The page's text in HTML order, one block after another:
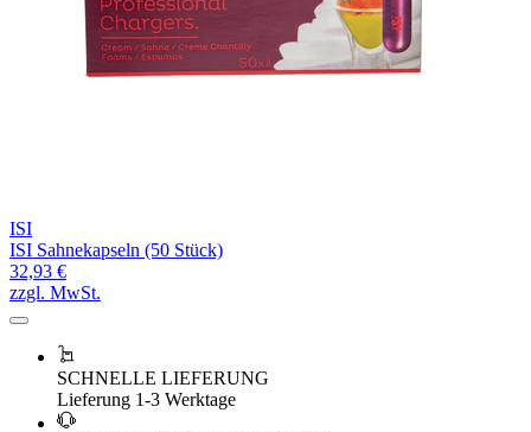
ISI
ISI Sahnekapseln (50 Stück)
32,93 €
zzgl. MwSt.
SCHNELLE LIEFERUNG
Lieferung 1-3 Werktage